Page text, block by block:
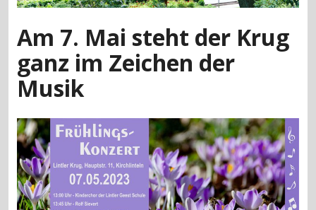
Am 7. Mai steht der Krug
ganz im Zeichen der
Musik